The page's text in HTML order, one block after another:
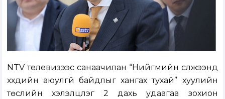
NTV телевизээс санаачилан “Нийгмийн сүлжээнд
хүүхдийн аюулгүй байдлыг хангах тухай” хуулийн
төслийн хэлэлцүүлэг 2 дахь удаагаа зохион